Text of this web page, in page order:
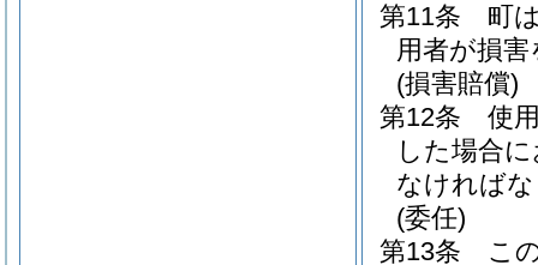
第11条
町
用者が損
(損害賠償)
第12条
使
した場合
なければ
(委任)
第13条
こ